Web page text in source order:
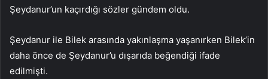
Şeydanur’un kaçırdığı sözler gündem oldu.
Şeydanur ile Bilek arasında yakınlaşma yaşanırken Bilek’in
daha önce de Şeydanur’u dışarıda beğendiği ifade
edilmişti.